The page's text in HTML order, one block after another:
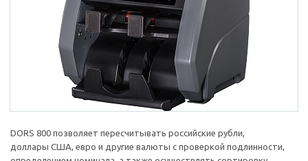
DORS 800 позволяет пересчитывать российские рубли,
доллары США, евро и другие валюты с проверкой подлинности,